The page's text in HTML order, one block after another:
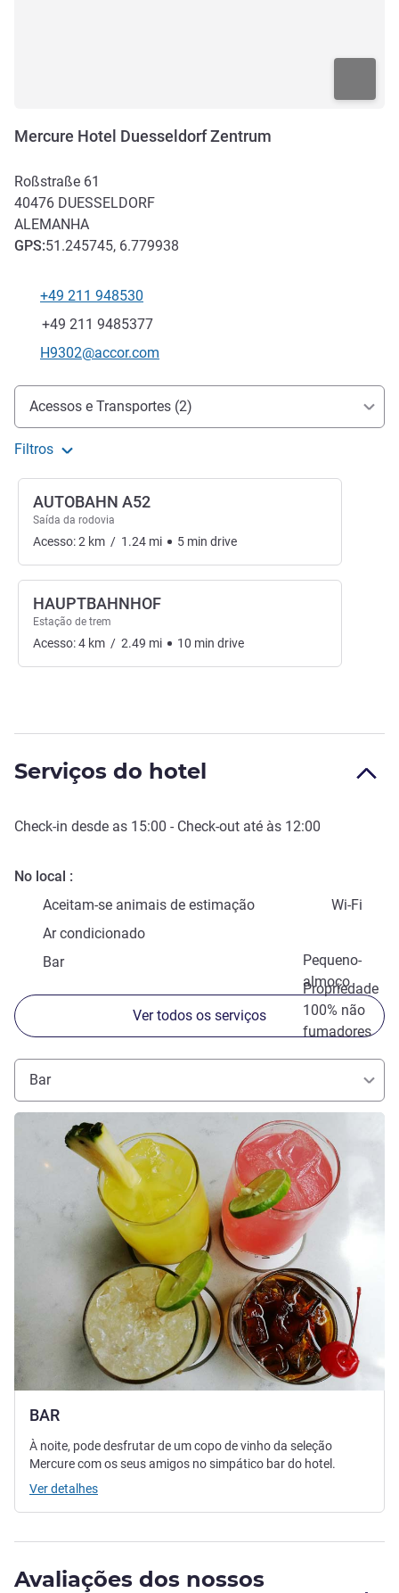
Mercure Hotel Duesseldorf Zentrum
Roßstraße 61
40476 DUESSELDORF
ALEMANHA
GPS:51.245745, 6.779938
Telefone
+49 211 948530
Fax
+49 211 9485377
E-mail de contacto
H9302@accor.com
Acesso e transporte
Acessos e Transportes (2)
Filtros
AUTOBAHN A52
Saída da rodovia
Acesso:2 km / 1.24 mi 5 min drive
HAUPTBAHNHOF
Estação de trem
Acesso:4 km / 2.49 mi 10 min drive
Serviços do hotel
Check-in desde as 15:00 - Check-out até às 12:00
No local
Aceitam-se animais de estimação
Wi-Fi
Ar condicionado
Pequeno-
almoço
Bar
Propriedade
100% não
fumadores
Ver todos os serviços
Bar
BAR
Ver detalhes
À noite, pode desfrutar de um copo de vinho da seleção
Mercure com os seus amigos no simpático bar do hotel.
Ver detalhes
Avaliações dos nossos